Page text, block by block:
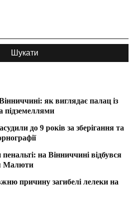
як виглядає палац із
підземеллями
до 9 років за зберігання та
на Вінниччині відбувся
Малюти
причину загибелі лелеки на